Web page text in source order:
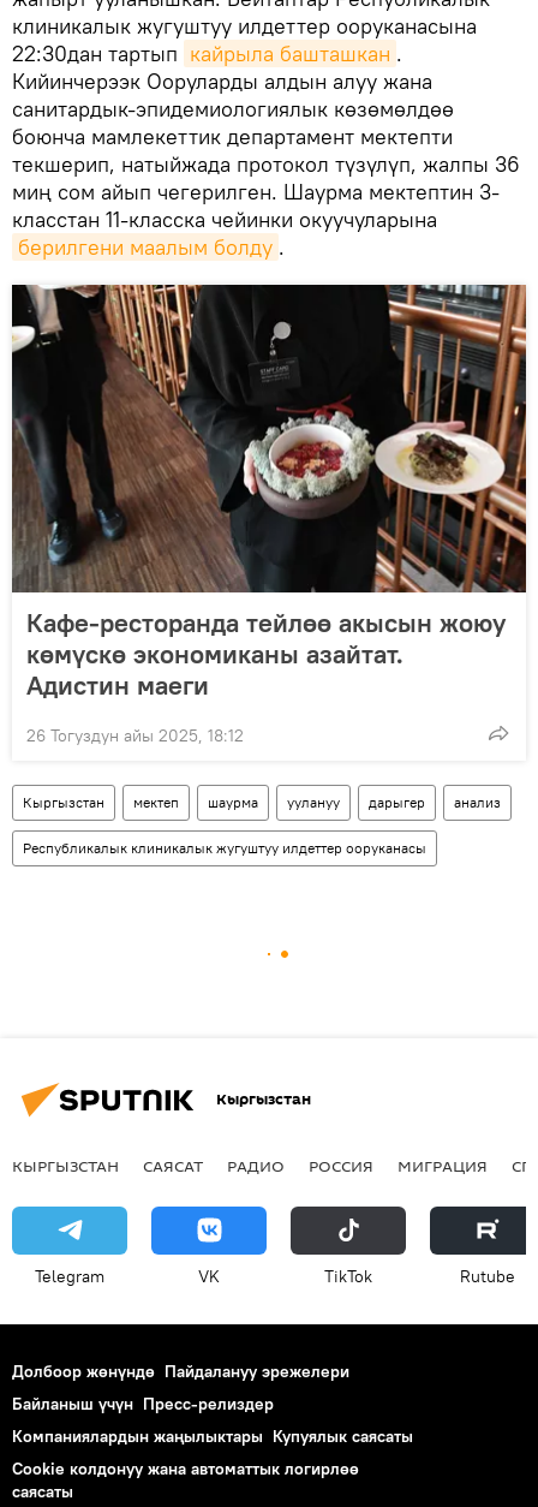
клиникалык жугуштуу илдеттер ооруканасына
22:30дан тартып кайрыла башташкан .
Кийинчерээк Ооруларды алдын алуу жана
санитардык-эпидемиологиялык көзөмөлдөө
боюнча мамлекеттик департамент мектепти
текшерип, натыйжада протокол түзүлүп, жалпы 36
миң сом айып чегерилген. Шаурма мектептин 3-
класстан 11-класска чейинки окуучуларына
берилгени маалым болду .
Кафе-ресторанда тейлөө акысын жоюу
көмүскө экономиканы азайтат.
Адистин маеги
26 Тогуздун айы 2025, 18:12
Кыргызстан мектеп шаурма уулануу дарыгер анализ
Республикалык клиникалык жугуштуу илдеттер ооруканасы
Кыргызстан
КЫРГЫЗСТАН САЯСАТ РАДИО РОССИЯ МИГРАЦИЯ
Telegram VK ТikТоk Rutube
Долбоор жөнүндө Пайдалануу эрежелери
Байланыш үчүн Пресс-релиздер
Компаниялардын жаңылыктары Купуялык саясаты
Cookie колдонуу жана автоматтык логирлөө
саясаты